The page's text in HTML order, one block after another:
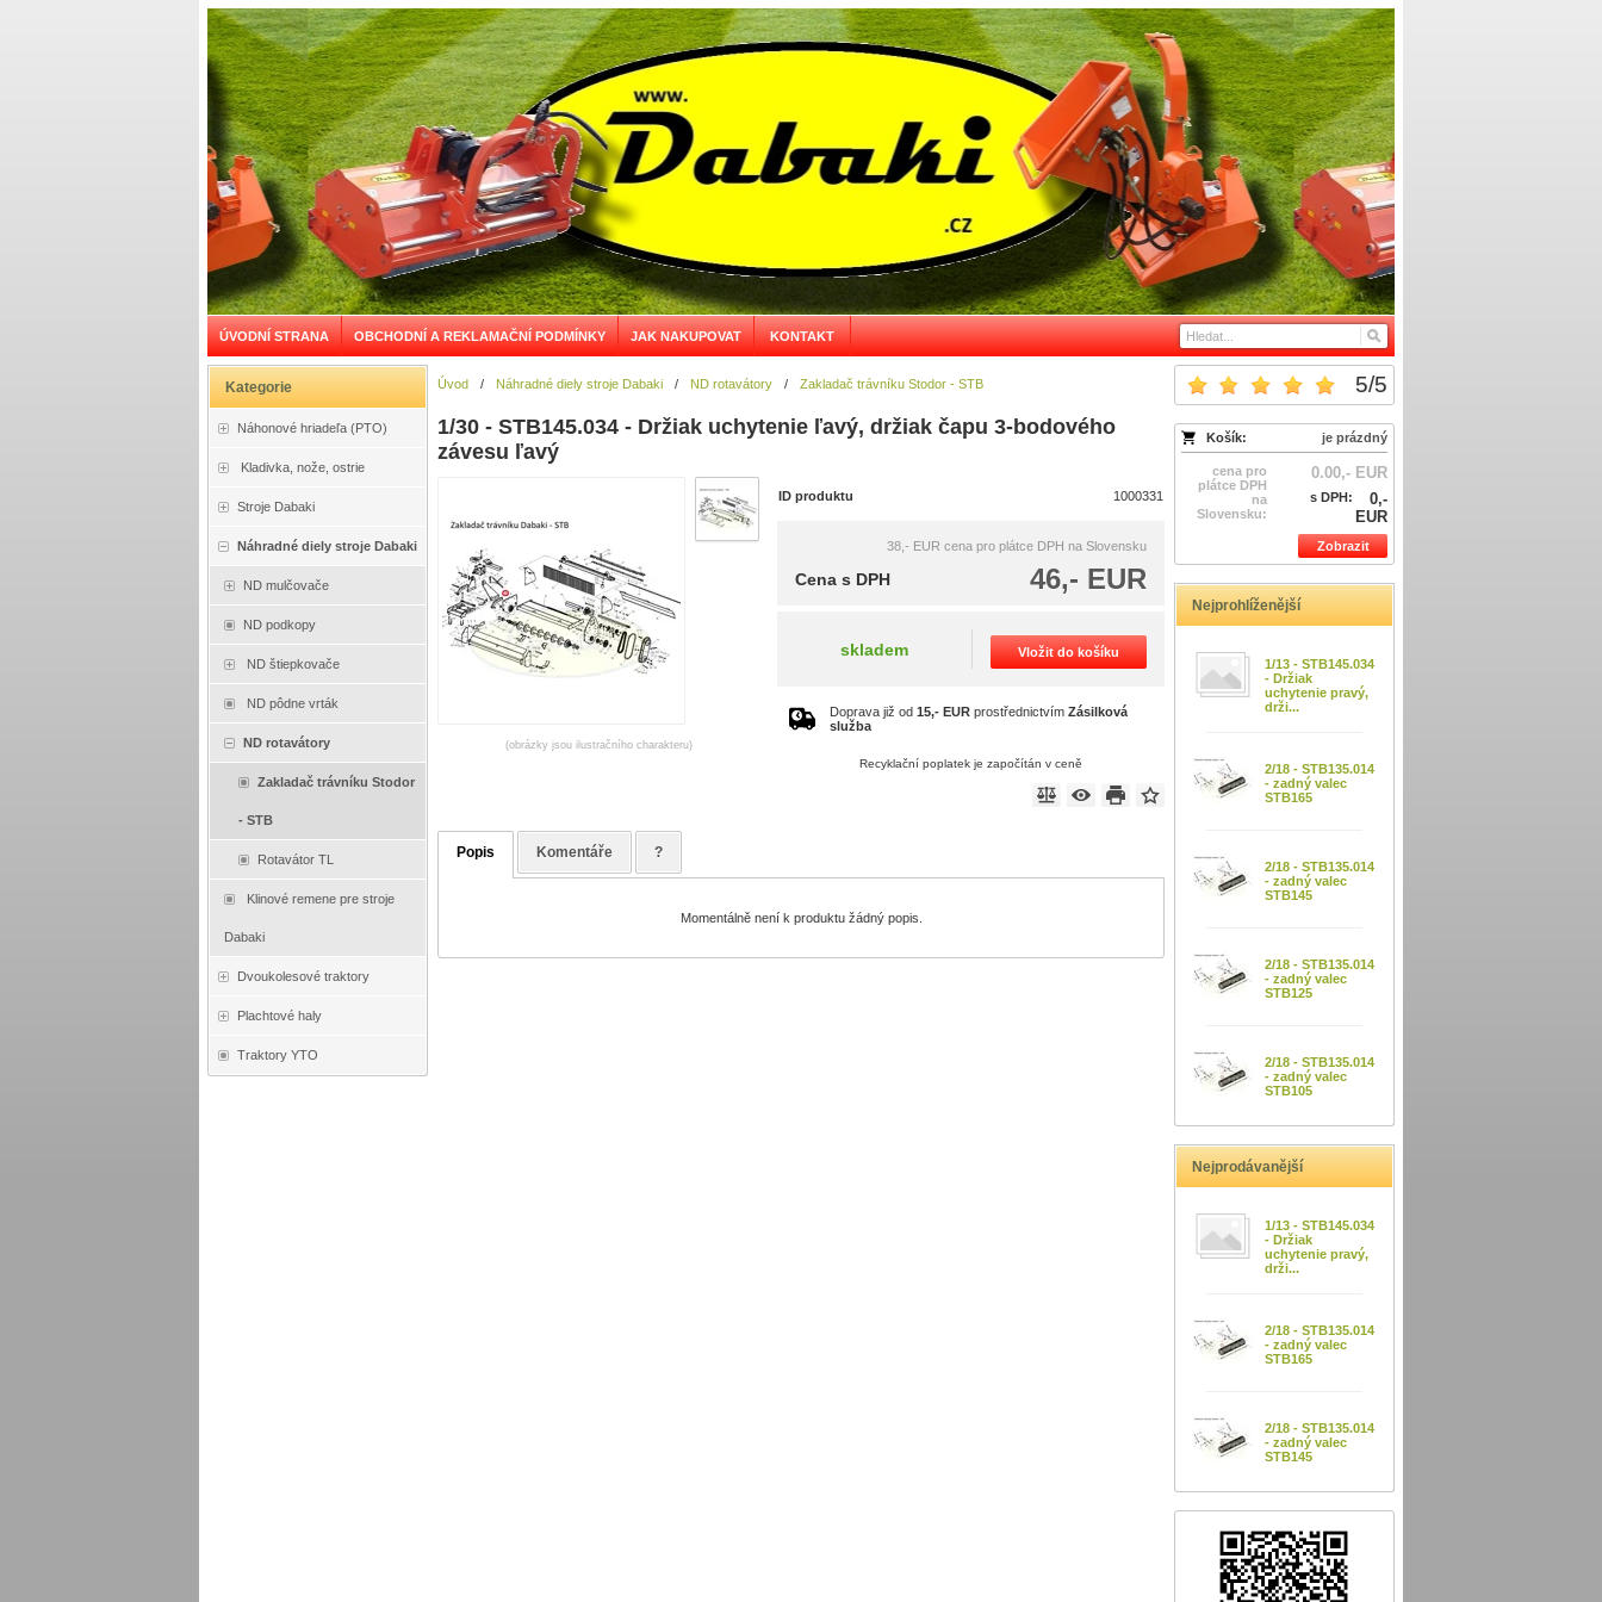
ÚVODNÍ STRANA OBCHODNÍ A REKLAMAČNÍ PODMÍNKY JAK NAKUPOVAT KONTAKT
Kategorie
Náhonové hriadeľa (PTO)
Kladivka, nože, ostrie
Stroje Dabaki
Náhradné diely stroje Dabaki
ND mulčovače
ND podkopy
ND štiepkovače
ND pôdne vrták
ND rotavátory
Zakladač trávníku Stodor
- STB
Rotavátor TL
Klinové remene pre stroje
Dabaki
Dvoukolesové traktory
Plachtové haly
Traktory YTO
5/5
Košík: je prázdný
cena pro
plátce DPH
na
Slovensku:
0.00,- EUR
s DPH:
0,-
EUR
Zobrazit
Nejprohlíženější
1/13 - STB145.034
- Držiak
uchytenie pravý,
drži...
2/18 - STB135.014
- zadný valec
STB165
2/18 - STB135.014
- zadný valec
STB145
2/18 - STB135.014
- zadný valec
STB125
2/18 - STB135.014
- zadný valec
STB105
Nejprodávanější
1/13 - STB145.034
- Držiak
uchytenie pravý,
drži...
2/18 - STB135.014
- zadný valec
STB165
2/18 - STB135.014
- zadný valec
STB145
Úvod / Náhradné diely stroje Dabaki / ND rotavátory / Zakladač trávníku Stodor - STB
1/30 - STB145.034 - Držiak uchytenie ľavý, držiak čapu 3-bodového
závesu ľavý
(obrázky jsou ilustračního charakteru)
ID produktu 1000331
38,- EUR cena pro plátce DPH na Slovensku
46,- EUR
Cena s DPH
skladem Vložit do košíku
Doprava již od15,- EUR prostřednictvímZásilková
služba
Recyklační poplatek je započítán v ceně
Popis Komentáře ?
Momentálně není k produktu žádný popis.